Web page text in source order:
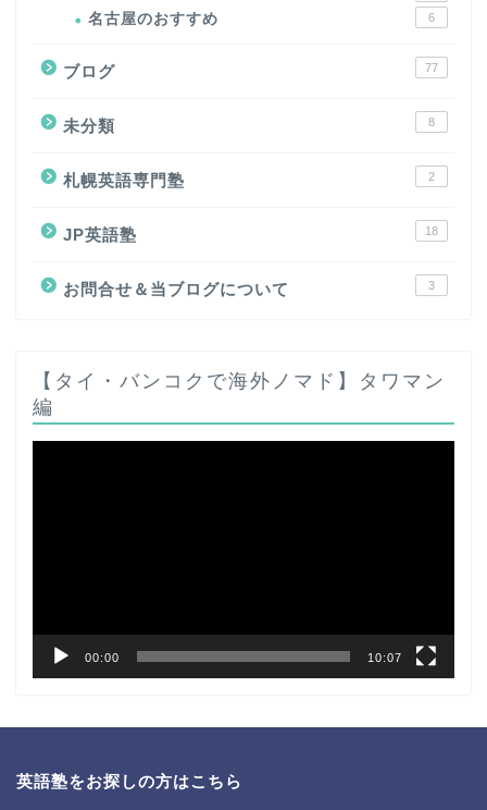
名古屋のおすすめ 6
ブログ 77
未分類 8
札幌英語専門塾 2
JP英語塾 18
お問合せ＆当ブログについて 3
【タイ・バンコクで海外ノマド】タワマン
編
00:00 10:07
英語塾をお探しの方はこちら